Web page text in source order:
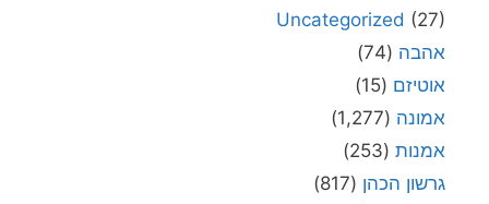
Uncategorized (27)
אהבה (74)
אוטיזם (15)
אמונה (1,277)
אמנות (253)
גרשון הכהן (817)